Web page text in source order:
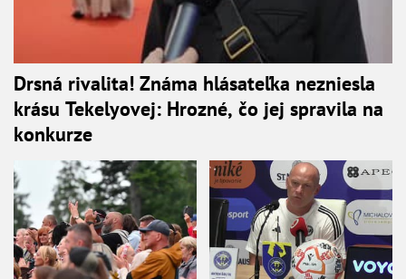
Drsná rivalita! Známa hlásateľka nezniesla
krásu Tekelyovej: Hrozné, čo jej spravila na
konkurze